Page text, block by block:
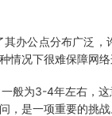
办公点分布广泛
况下很难保障网络
为3-4年左右，
，是一项重要的挑战